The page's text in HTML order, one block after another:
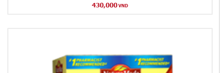
430,000 VND